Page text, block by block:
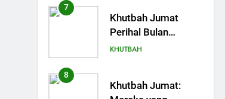
7
Khutbah Jumat
Perihal Bulan
Muharam
KHUTBAH
8
Khutbah Jumat: